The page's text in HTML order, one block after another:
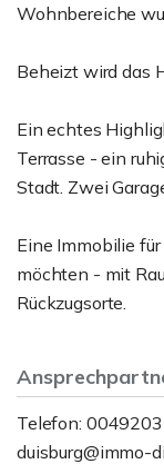
Wohnbereiche
Beheizt wird das
Ein echtes
Terrasse - ein
Stadt. Zwei
Eine Immobilie
möchten - mit
Rückzugsorte.
Telefon:
duisburg@immo-